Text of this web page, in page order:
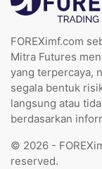
FOREXimf.com
Mitra Futures
yang terpercaya,
segala bentuk
langsung atau
berdasarkan
© 2026 -
reserved.